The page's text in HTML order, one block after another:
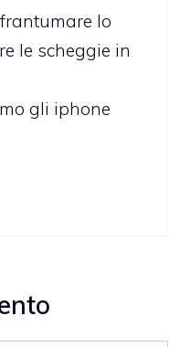
lo
le scheggie in
gli iphone